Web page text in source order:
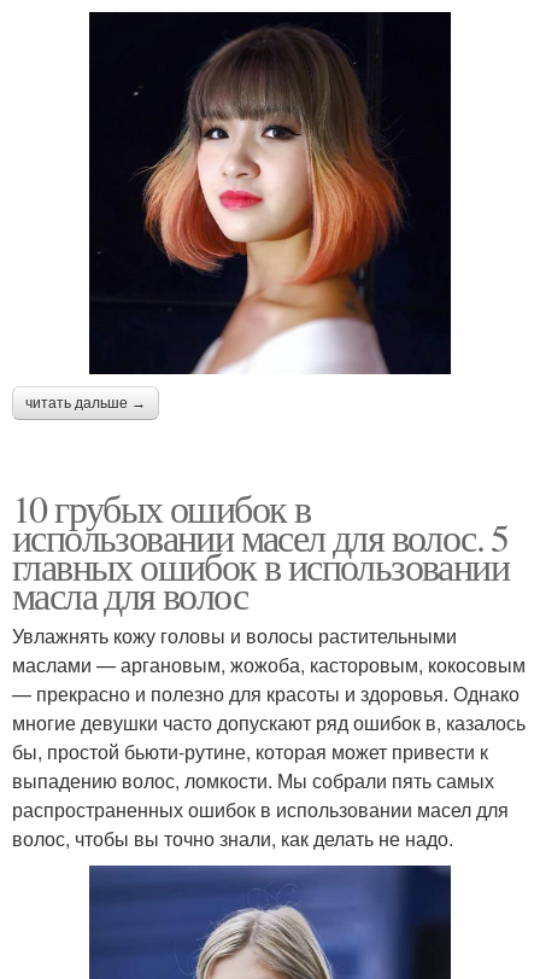
читать дальше →
10 грубых ошибок в
использовании масел для волос. 5
главных ошибок в использовании
масла для волос
Увлажнять кожу головы и волосы растительными
маслами — аргановым, жожоба, касторовым, кокосовым
— прекрасно и полезно для красоты и здоровья. Однако
многие девушки часто допускают ряд ошибок в, казалось
бы, простой бьюти-рутине, которая может привести к
выпадению волос, ломкости. Мы собрали пять самых
распространенных ошибок в использовании масел для
волос, чтобы вы точно знали, как делать не надо.